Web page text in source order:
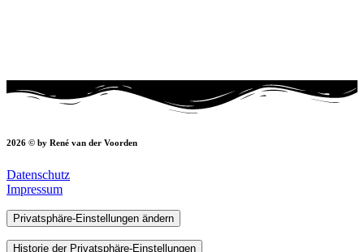
2026 © by René van der Voorden
Datenschutz
Impressum
Privatsphäre-Einstellungen ändern
Historie der Privatsphäre-Einstellungen